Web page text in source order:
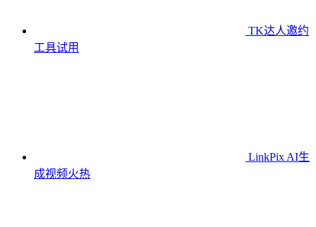
TK达人邀约
工具试用
LinkPix AI生
成视频火热